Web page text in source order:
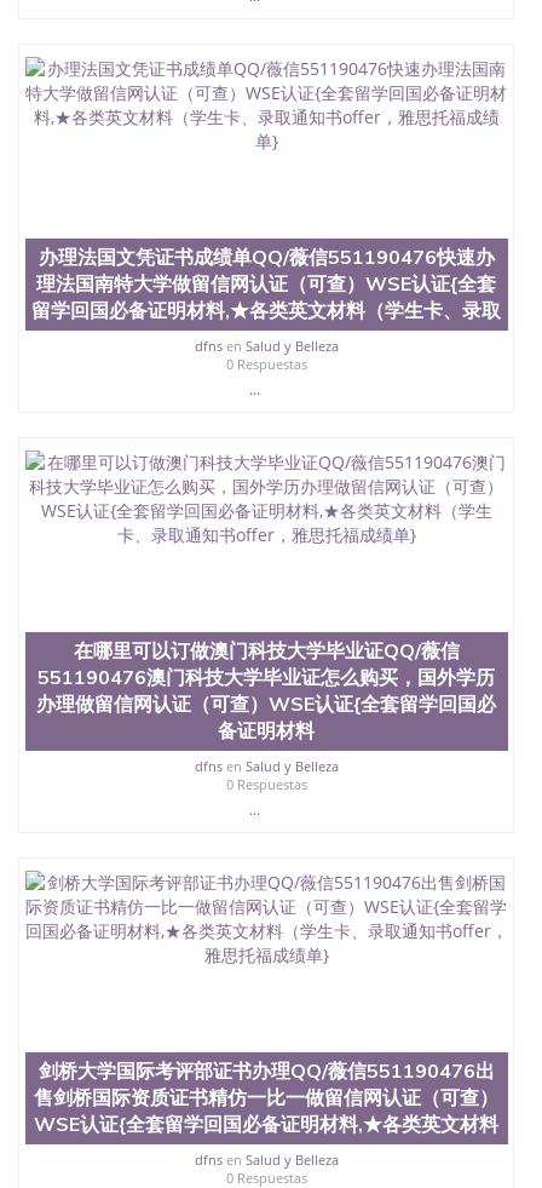
办理法国文凭证书成绩单QQ/薇信551190476快速办
理法国南特大学做留信网认证（可查）WSE认证{全套
留学回国必备证明材料,★各类英文材料（学生卡、录取
dfnsen Salud y Belleza
0 Respuestas
...
在哪里可以订做澳门科技大学毕业证QQ/薇信
551190476澳门科技大学毕业证怎么购买，国外学历
办理做留信网认证（可查）WSE认证{全套留学回国必
备证明材料
dfnsen Salud y Belleza
0 Respuestas
...
剑桥大学国际考评部证书办理QQ/薇信551190476出
售剑桥国际资质证书精仿一比一做留信网认证（可查）
WSE认证{全套留学回国必备证明材料,★各类英文材料
dfnsen Salud y Belleza
0 Respuestas